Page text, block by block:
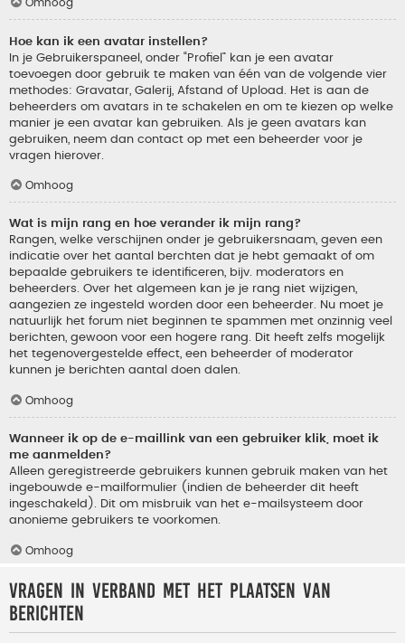
Omhoog
Hoe kan ik een avatar instellen?
In je Gebruikerspaneel, onder “Profiel” kan je een avatar
toevoegen door gebruik te maken van één van de volgende vier
methodes: Gravatar, Galerij, Afstand of Upload. Het is aan de
beheerders om avatars in te schakelen en om te kiezen op welke
manier je een avatar kan gebruiken. Als je geen avatars kan
gebruiken, neem dan contact op met een beheerder voor je
vragen hierover.
Omhoog
Wat is mijn rang en hoe verander ik mijn rang?
Rangen, welke verschijnen onder je gebruikersnaam, geven een
indicatie over het aantal berchten dat je hebt gemaakt of om
bepaalde gebruikers te identificeren, bijv. moderators en
beheerders. Over het algemeen kan je je rang niet wijzigen,
aangezien ze ingesteld worden door een beheerder. Nu moet je
natuurlijk het forum niet beginnen te spammen met onzinnig veel
berichten, gewoon voor een hogere rang. Dit heeft zelfs mogelijk
het tegenovergestelde effect, een beheerder of moderator
kunnen je berichten aantal doen dalen.
Omhoog
Wanneer ik op de e-maillink van een gebruiker klik, moet ik
me aanmelden?
Alleen geregistreerde gebruikers kunnen gebruik maken van het
ingebouwde e-mailformulier (indien de beheerder dit heeft
ingeschakeld). Dit om misbruik van het e-mailsysteem door
anonieme gebruikers te voorkomen.
Omhoog
Vragen in verband met het plaatsen van
berichten